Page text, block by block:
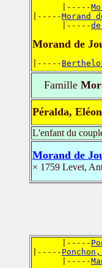
      |-----
|-----Morand
      |-----
Morand de
|-----
Famille
Péralda,
L'enfant du
Morand de
× 1759 Levet,
      |-----
|-----
      |-----